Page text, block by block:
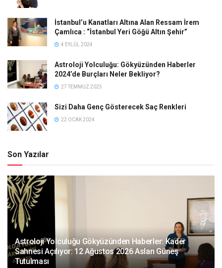
İstanbul’u Kanatları Altına Alan Ressam İrem
Çamlıca : “İstanbul Yeri Göğü Altın Şehir”
4 EYLÜL 2024
Astroloji Yolculuğu: Gökyüzünden Haberler
2024’de Burçları Neler Bekliyor?
27 TEMMUZ 2025
Sizi Daha Genç Gösterecek Saç Renkleri
22 OCAK 2024
Son Yazılar
Astroloji Yolculuğu Gökyüzünden Haberler: Kader
Sahnesi Açılıyor: 12 Ağustos 2026 Aslan Güneş
Tutulması